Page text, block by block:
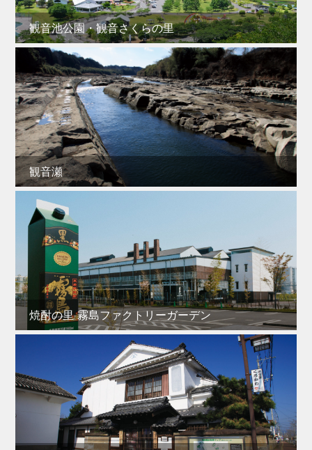
観音池公園・観音さくらの里
観音瀬
焼酎の里 霧島ファクトリーガーデン